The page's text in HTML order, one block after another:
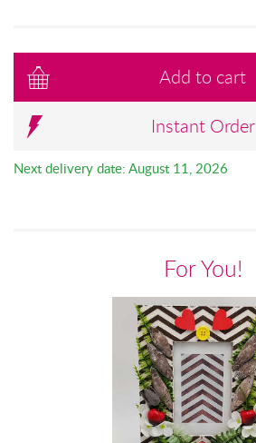
Add to cart
Instant Order
Next delivery date: August 11, 2026
For You!